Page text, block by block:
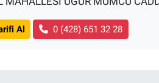
Al 0 (428) 651 32 28